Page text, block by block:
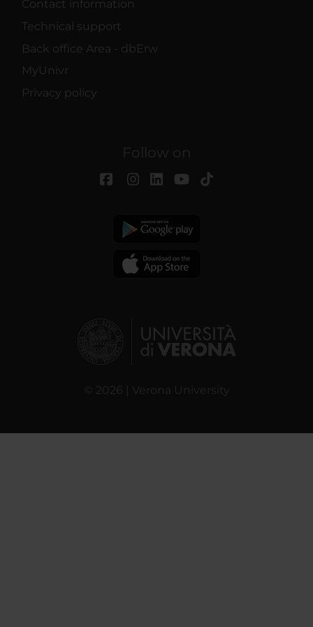
Contact information
Technical support
Back office Area - dbErw
MyUnivr
Privacy policy
Follow on
© 2026 | Verona University